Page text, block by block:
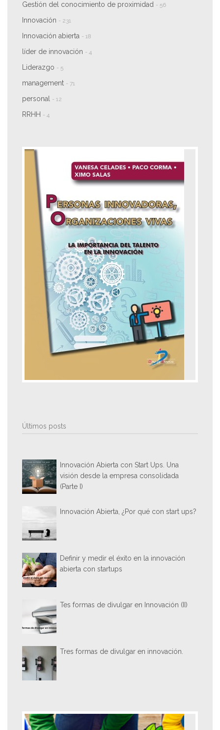
Gestión del conocimiento de proximidad - 56
Innovación - 231
Innovación abierta - 18
líder de innovación - 4
Liderazgo - 5
management - 71
personal - 12
RRHH - 4
Últimos posts
Innovación Abierta con Start Ups. Una
visión desde la empresa consolidada
(Parte I)
Innovación Abierta, ¿Por qué con start ups?
Definir y medir el éxito en la innovación
abierta con startups
Tes formas de divulgar en Innovación (II)
Tres formas de divulgar en innovación.